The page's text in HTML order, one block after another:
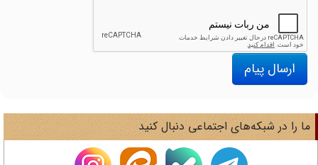
ارسال پیام
را در شبکه‌های اجتماعی دنبال کنید